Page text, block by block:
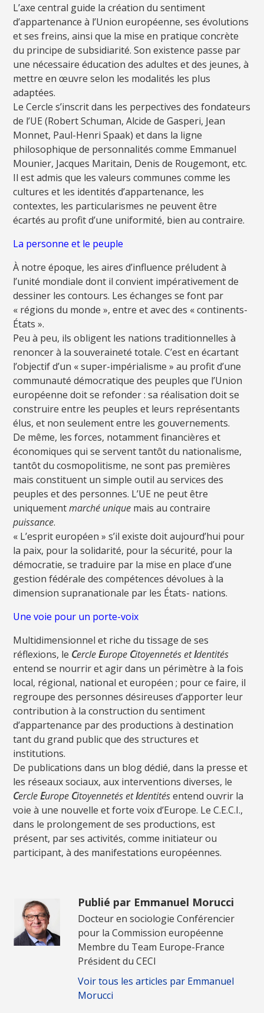
L’axe central guide la création du sentiment
d’appartenance à l’Union européenne, ses évolutions
et ses freins, ainsi que la mise en pratique concrète
du principe de subsidiarité. Son existence passe par
une nécessaire éducation des adultes et des jeunes, à
mettre en œuvre selon les modalités les plus
adaptées.
Le Cercle s’inscrit dans les perpectives des fondateurs
de l’UE (Robert Schuman, Alcide de Gasperi, Jean
Monnet, Paul-Henri Spaak) et dans la ligne
philosophique de personnalités comme Emmanuel
Mounier, Jacques Maritain, Denis de Rougemont, etc.
Il est admis que les valeurs communes comme les
cultures et les identités d’appartenance, les
contextes, les particularismes ne peuvent être
écartés au profit d’une uniformité, bien au contraire.
La personne et le peuple
À notre époque, les aires d’influence préludent à
l’unité mondiale dont il convient impérativement de
dessiner les contours. Les échanges se font par
« régions du monde », entre et avec des « continents-
États ».
Peu à peu, ils obligent les nations traditionnelles à
renoncer à la souveraineté totale. C’est en écartant
l’objectif d’un « super-impérialisme » au profit d’une
communauté démocratique des peuples que l’Union
européenne doit se refonder : sa réalisation doit se
construire entre les peuples et leurs représentants
élus, et non seulement entre les gouvernements.
De même, les forces, notamment financières et
économiques qui se servent tantôt du nationalisme,
tantôt du cosmopolitisme, ne sont pas premières
mais constituent un simple outil au services des
peuples et des personnes. L’UE ne peut être
uniquementmarché unique mais au contraire
puissance.
« L’esprit européen » s’il existe doit aujourd’hui pour
la paix, pour la solidarité, pour la sécurité, pour la
démocratie, se traduire par la mise en place d’une
gestion fédérale des compétences dévolues à la
dimension supranationale par les États- nations.
Une voie pour un porte-voix
Multidimensionnel et riche du tissage de ses
réflexions, le CercleEurope Citoyennetés etIdentités
entend se nourrir et agir dans un périmètre à la fois
local, régional, national et européen ; pour ce faire, il
regroupe des personnes désireuses d’apporter leur
contribution à la construction du sentiment
d’appartenance par des productions à destination
tant du grand public que des structures et
institutions.
De publications dans un blog dédié, dans la presse et
les réseaux sociaux, aux interventions diverses, le
CercleEurope Citoyennetés etIdentitésentend ouvrir la
voie à une nouvelle et forte voix d’Europe. Le C.E.C.I.,
dans le prolongement de ses productions, est
présent, par ses activités, comme initiateur ou
participant, à des manifestations européennes.
Publié par Emmanuel Morucci
Docteur en sociologie Conférencier
pour la Commission européenne
Membre du Team Europe-France
Président du CECI
Voir tous les articles par Emmanuel
Morucci